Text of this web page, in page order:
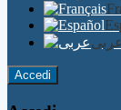
عربى
Accedi